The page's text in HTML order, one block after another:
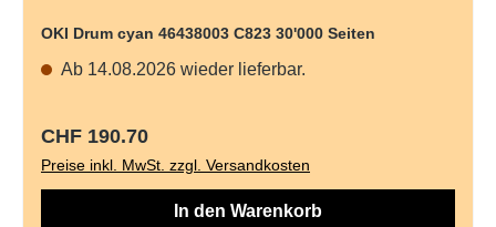
OKI Drum cyan 46438003 C823 30'000 Seiten
Ab 14.08.2026 wieder lieferbar.
Regulärer Preis:
CHF 190.70
Preise inkl. MwSt. zzgl. Versandkosten
In den Warenkorb